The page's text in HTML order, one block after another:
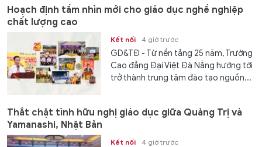
Hoạch định tầm nhìn mới cho giáo dục nghề nghiệp
chất lượng cao
Kết nối 4 giờ trước
GD&TĐ - Từ nền tảng 25 năm, Trường
Cao đẳng Đại Việt Đà Nẵng hướng tới
trở thành trung tâm đào tạo nguồn...
Thắt chặt tình hữu nghị giáo dục giữa Quảng Trị và
Yamanashi, Nhật Bản
Kết nối 4 giờ trước